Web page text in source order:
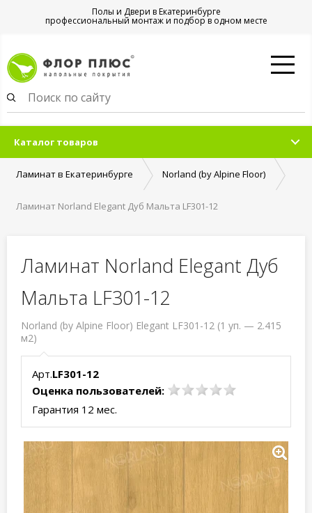
Полы и Двери в Екатеринбурге
профессиональный монтаж и подбор в одном месте
Каталог товаров
Ламинат в Екатеринбурге Norland (by Alpine Floor)
Ламинат Norland Elegant Дуб Мальта LF301-12
Ламинат Norland Elegant Дуб
Мальта LF301-12
Norland (by Alpine Floor) Elegant LF301-12 (1 уп. — 2.415
м2)
Арт.LF301-12
Оценка пользователей:
Гарантия 12 мес.